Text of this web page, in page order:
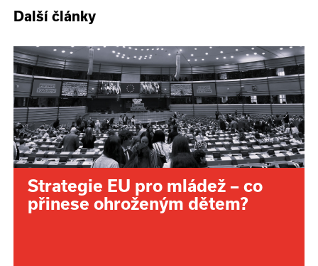
Další články
Strategie EU pro mládež – co
přinese ohroženým dětem?